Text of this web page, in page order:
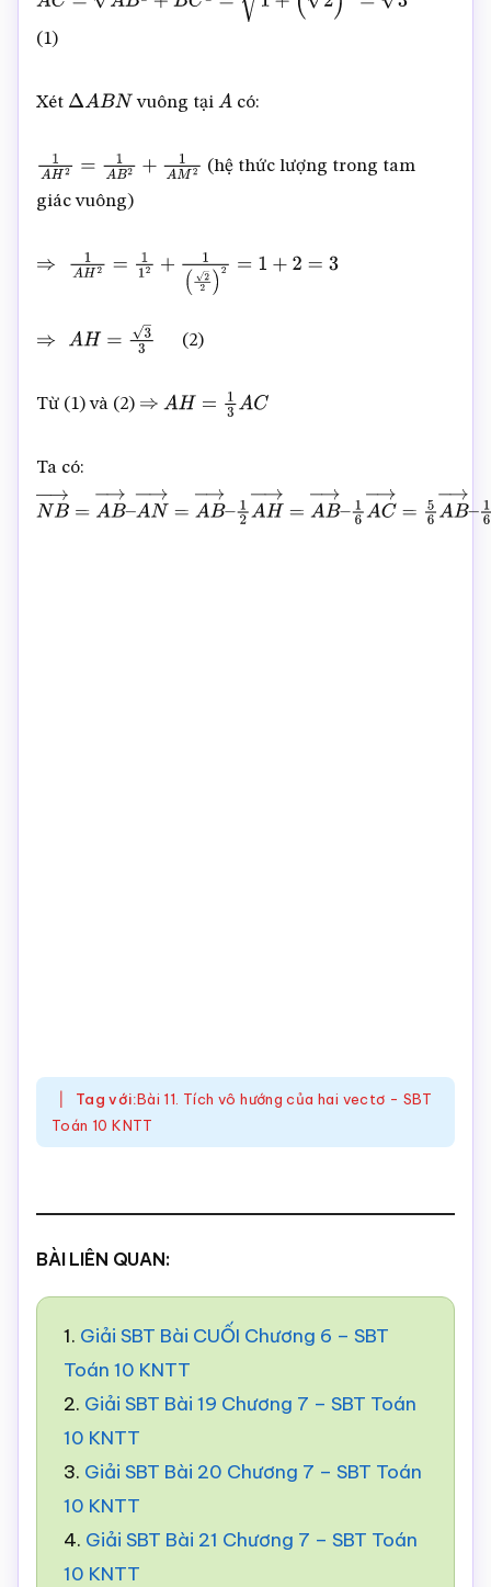
AC=A B2 +BC = 1+(2 =3
(1)
Xét ΔABN vuông tại A có:
1AH =1 AB2 1 AM2
(hệ thức lượng trong tam
giác vuông)
⇒ AH2= 11 +1 2 )2=1+ 2= 3
⇒A H=3 3 (2)
Từ (1) và (2) ⇒ AH=13 A C
Ta có:
N B→= AB→ –A N → =AB → –12A H→=A B→–
Tag với:Bài 11. Tích vô hướng của hai vectơ - SBT
Toán 10 KNTT
BÀI LIÊN QUAN:
1. Giải SBT Bài CUỐI Chương 6 – SBT
Toán 10 KNTT
2. Giải SBT Bài 19 Chương 7 – SBT Toán
10 KNTT
3. Giải SBT Bài 20 Chương 7 – SBT Toán
10 KNTT
4. Giải SBT Bài 21 Chương 7 – SBT Toán
10 KNTT